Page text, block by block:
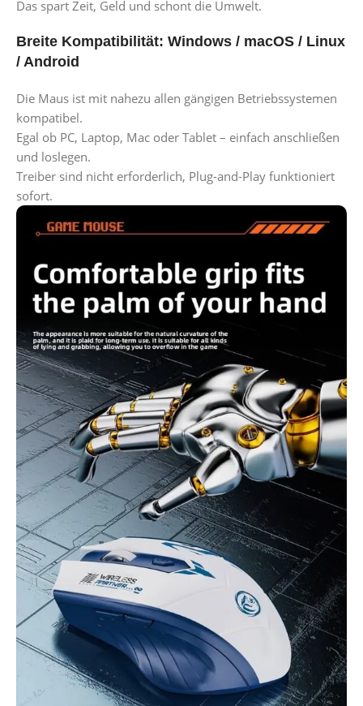
Das spart Zeit, Geld und schont die Umwelt.
Breite Kompatibilität: Windows / macOS / Linux
/ Android
Die Maus ist mit nahezu allen gängigen Betriebssystemen
kompatibel.
Egal ob PC, Laptop, Mac oder Tablet – einfach anschließen
und loslegen.
Treiber sind nicht erforderlich, Plug-and-Play funktioniert
sofort.